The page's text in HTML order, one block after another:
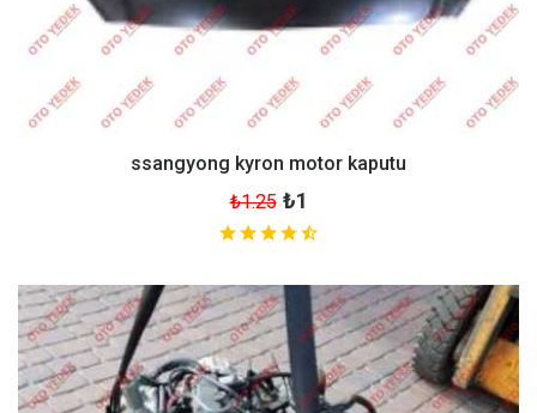
ssangyong kyron motor kaputu
₺1.25 ₺1